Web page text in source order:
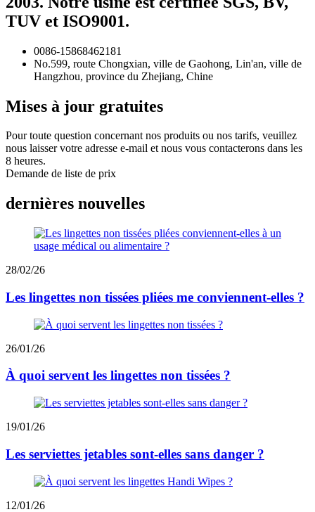
TUV et ISO9001.
0086-15868462181
No.599, route Chongxian, ville de Gaohong, Lin'an, ville de
Hangzhou, province du Zhejiang, Chine
Mises à jour gratuites
Pour toute question concernant nos produits ou nos tarifs, veuillez
nous laisser votre adresse e-mail et nous vous contacterons dans les
8 heures.
Demande de liste de prix
dernières nouvelles
28/02/26
Les lingettes non tissées pliées me conviennent-elles ?
26/01/26
À quoi servent les lingettes non tissées ?
19/01/26
Les serviettes jetables sont-elles sans danger ?
12/01/26